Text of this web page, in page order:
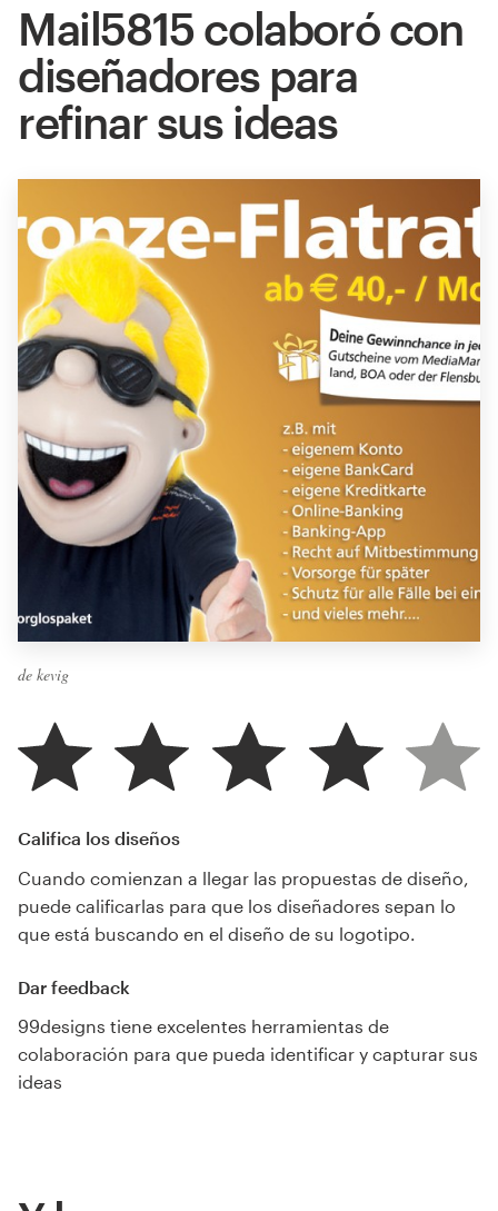
Mail5815 colaboró con
diseñadores para
refinar sus ideas
de kevig
Califica los diseños
Cuando comienzan a llegar las propuestas de diseño,
puede calificarlas para que los diseñadores sepan lo
que está buscando en el diseño de su logotipo.
Dar feedback
99designs tiene excelentes herramientas de
colaboración para que pueda identificar y capturar sus
ideas